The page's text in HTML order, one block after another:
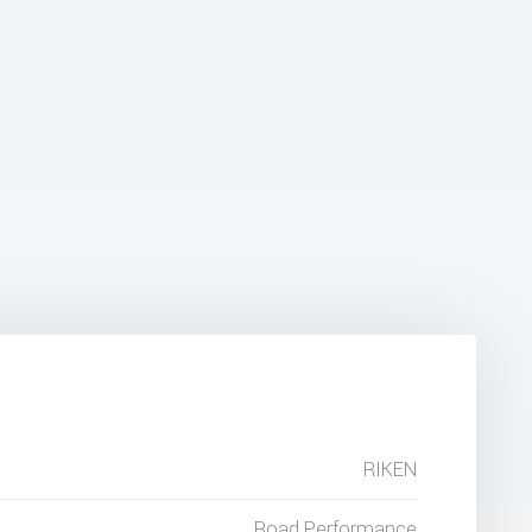
RIKEN